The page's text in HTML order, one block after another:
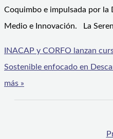
Coquimbo e impulsada por la
Medio e Innovación. La
INACAP y CORFO lanzan
Sostenible enfocado en
más »